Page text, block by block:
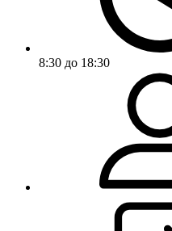
8:30 до 18:30